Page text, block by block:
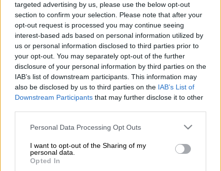
targeted advertising by us, please use the below opt-out
section to confirm your selection. Please note that after your
opt-out request is processed you may continue seeing
interest-based ads based on personal information utilized by
us or personal information disclosed to third parties prior to
your opt-out. You may separately opt-out of the further
disclosure of your personal information by third parties on the
IAB’s list of downstream participants. This information may
also be disclosed by us to third parties on the IAB’s List of
Downstream Participants that may further disclose it to other
Please note that this website/app uses one or more Google
not limited to your visit or usage behaviour. You may click to
grant or deny consent to Google and its third-party tags to
use your data for below specified purposes in below Google
Personal Data Processing Opt Outs
I want to opt-out of the Sharing of my
personal data.
Opted In
Μοναδικές εικόνες κατέγραψε οφακόςμε
ένακοπάδιδελφινιών να «δίνει παράσταση»
ανοιχτά τωνΧανίωνκαι συγκεκριμένα στη
Γραμβούσα, προσφέροντας ένα μοναδικό
θέαμα στους επιβάτες σκάφους.
Σε βίντεο που κατέγραψε και έστειλε
επιβάτης στοzarpanews.gr, οι τουρίστες
που επέβαιναν -ειδικά μικρά παιδιά-
ακούγονται αρκετά ενθουσιασμένοι με το
σόου των θαλάσσιων θηλαστικών.
Δείτε τις εντυπωσιακές εικόνες: